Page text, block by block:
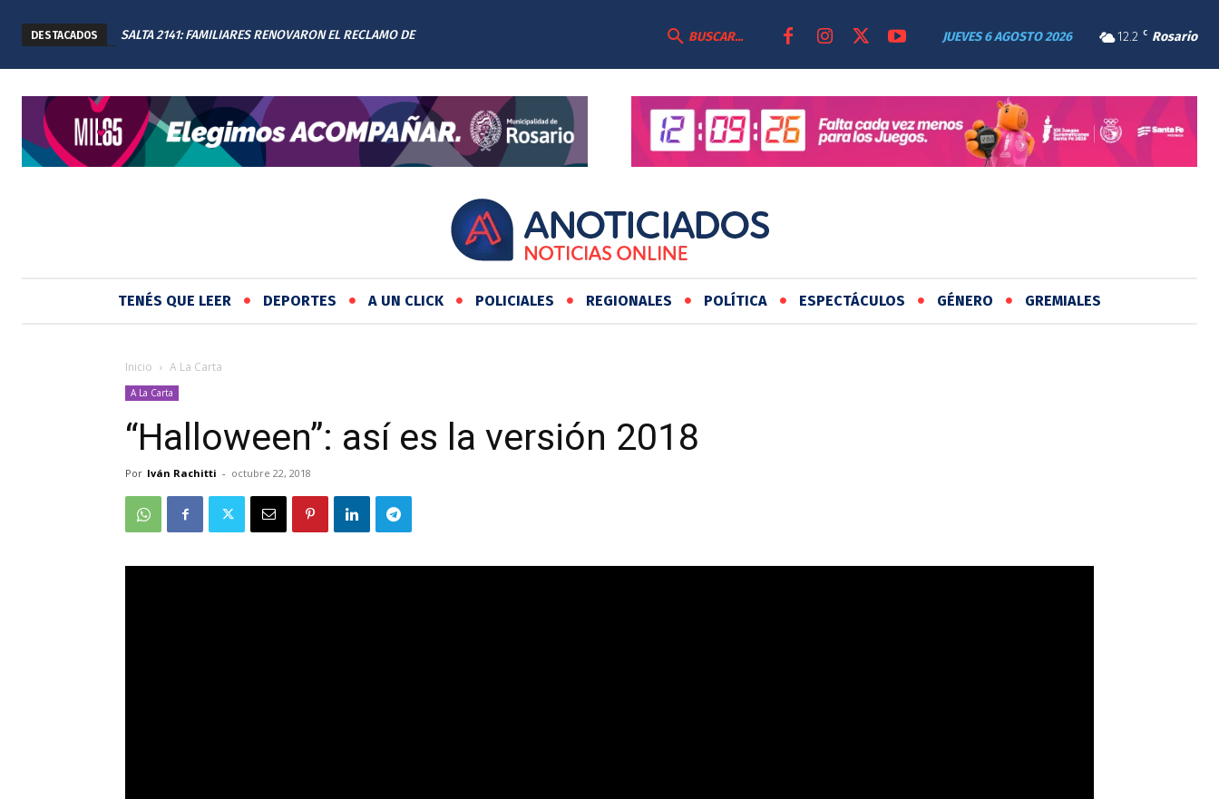
DESTACADOS
SALTA 2141: FAMILIARES RENOVARON EL RECLAMO DE
12.2 C Rosario
JUEVES 6 AGOSTO 2026
BUSCAR...
TENÉS QUE LEER DEPORTES A UN CLICK POLICIALES REGIONALES POLÍTICA ESPECTÁCULOS GÉNERO GREMIALES
Inicio A La Carta
A La Carta
“Halloween”: así es la versión 2018
Por Iván Rachitti - octubre 22, 2018